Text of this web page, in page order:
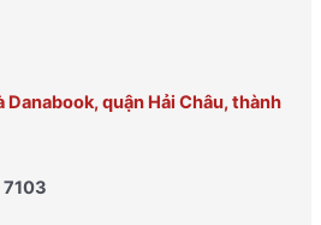
Danabook, quận Hải Châu, thành